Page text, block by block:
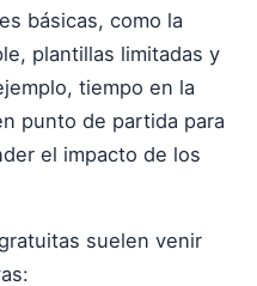
básicas, como la
plantillas limitadas y
tiempo en la
punto de partida para
el impacto de los
suelen venir